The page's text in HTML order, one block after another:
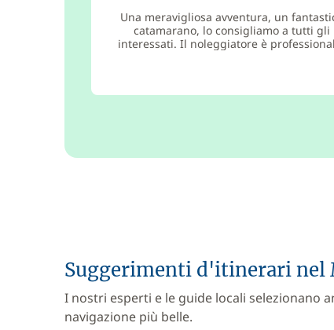
Una meravigliosa avventura, un
catamarano, lo consigliamo a tutti gli
interessati. Il noleggiatore è
Suggerimenti d'itinerari nel
I nostri esperti e le guide locali selezionano
navigazione più belle.